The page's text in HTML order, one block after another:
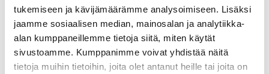
tukemiseen ja kävijämäärämme analysoimiseen. Lisäksi
jaamme sosiaalisen median, mainosalan ja analytiikka-
alan kumppaneillemme tietoja siitä, miten käytät
sivustoamme. Kumppanimme voivat yhdistää näitä
tietoja muihin tietoihin, joita olet antanut heille tai joita on